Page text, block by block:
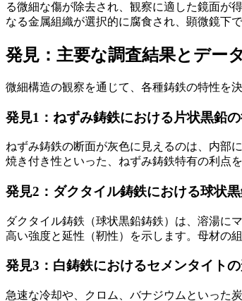
る微細な傷が除去され、観察に適した鏡面が
なる金属組織が選択的に腐食され、顕微鏡下
発見：主要な調査結果とデータ
微細構造の観察を通じて、各種鋳鉄の特性を
発見1：ねずみ鋳鉄における片状黒鉛の
ねずみ鋳鉄の断面が灰色に見えるのは、内部
焼き付き性といった、ねずみ鋳鉄特有の利点
発見2：ダクタイル鋳鉄における球状
ダクタイル鋳鉄（球状黒鉛鋳鉄）は、溶湯に
高い強度と延性（靭性）を示します。母材の
発見3：白鋳鉄におけるセメンタイト
急速な冷却や、クロム、バナジウムといった